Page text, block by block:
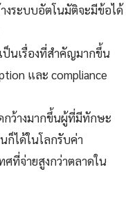
งระบบอัตโนมัติจะมีข้อได้
ป็นเรื่องที่สำคัญมากขึ้น
และ compliance
กว้างมากขึ้นผู้ที่มีทักษะ
ก็ได้ในโลกรับค่า
ที่จ่ายสูงกว่าตลาดใน